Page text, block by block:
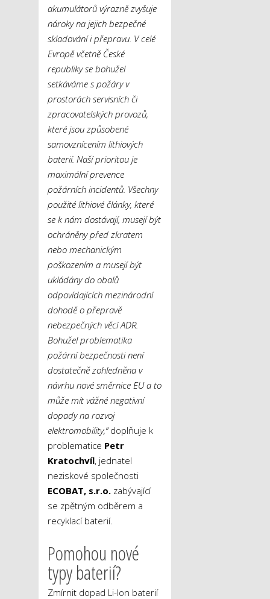
akumulátorů výrazně zvyšuje
nároky na jejich bezpečné
skladování i přepravu. V celé
Evropě včetně České
republiky se bohužel
setkáváme s požáry v
prostorách servisních či
zpracovatelských provozů,
které jsou způsobené
samovznícením lithiových
baterií. Naší prioritou je
maximální prevence
požárních incidentů. Všechny
použité lithiové články, které
se k nám dostávají, musejí být
ochráněny před zkratem
nebo mechanickým
poškozením a musejí být
ukládány do obalů
odpovídajících mezinárodní
dohodě o přepravě
nebezpečných věcí ADR.
Bohužel problematika
požární bezpečnosti není
dostatečně zohledněna v
návrhu nové směrnice EU a to
může mít vážné negativní
dopady na rozvoj
elektromobility,“doplňuje k
problematice Petr
Kratochvíl, jednatel
neziskové společnosti
ECOBAT, s.r.o. zabývající
se zpětným odběrem a
recyklací baterií.
Pomohou nové
typy baterií?
Zmírnit dopad Li-Ion baterií